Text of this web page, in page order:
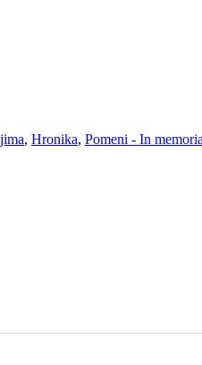
, Hronika, Pomeni - In